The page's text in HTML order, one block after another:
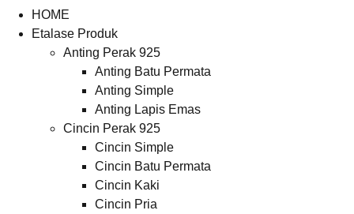
HOME
Etalase Produk
Anting Perak 925
Anting Batu Permata
Anting Simple
Anting Lapis Emas
Cincin Perak 925
Cincin Simple
Cincin Batu Permata
Cincin Kaki
Cincin Pria